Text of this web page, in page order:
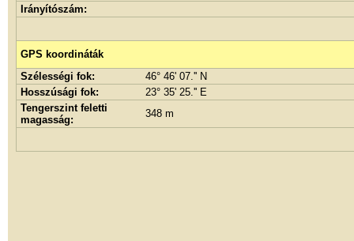
Irányítószám:
GPS koordináták
Szélességi fok:
46° 46' 07.'' N
Hosszúsági fok:
23° 35' 25.'' E
Tengerszint feletti
magasság:
348 m